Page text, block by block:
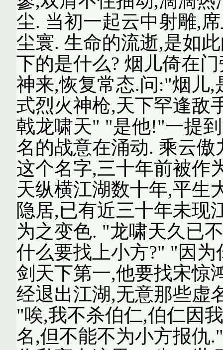
尘. 当初一起云中射雕,
尘寰. 生命的流逝,是如
下的是什么? 烟儿倚在
神来,恢复常态.问:"烟儿,
式烈火神枪,天下罕逢敌
戟龙啸天" "是他!"一提
名的战意在涌动. 乘云
这个名字,三十年前被作
天纵横江湖数十年,平生
隐居,已有近三十年未现
为之变色. "龙啸天久已
什么要找上小方?" "因
剑天下第一,他要找宋惊
经退出江湖,无意那些虚
"唉,我不杀伯仁,伯仁因
名,但不能不为小方报仇